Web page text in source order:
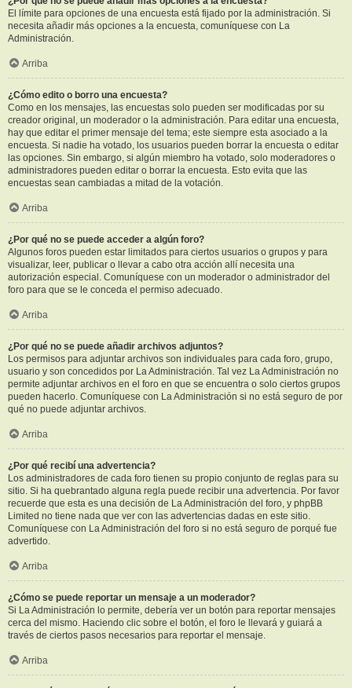
El límite para opciones de una encuesta está fijado por la administración. Si
necesita añadir más opciones a la encuesta, comuníquese con La
Administración.
Arriba
¿Cómo edito o borro una encuesta?
Como en los mensajes, las encuestas solo pueden ser modificadas por su
creador original, un moderador o la administración. Para editar una encuesta,
hay que editar el primer mensaje del tema; este siempre esta asociado a la
encuesta. Si nadie ha votado, los usuarios pueden borrar la encuesta o editar
las opciones. Sin embargo, si algún miembro ha votado, solo moderadores o
administradores pueden editar o borrar la encuesta. Esto evita que las
encuestas sean cambiadas a mitad de la votación.
Arriba
¿Por qué no se puede acceder a algún foro?
Algunos foros pueden estar limitados para ciertos usuarios o grupos y para
visualizar, leer, publicar o llevar a cabo otra acción allí necesita una
autorización especial. Comuníquese con un moderador o administrador del
foro para que se le conceda el permiso adecuado.
Arriba
¿Por qué no se puede añadir archivos adjuntos?
Los permisos para adjuntar archivos son individuales para cada foro, grupo,
usuario y son concedidos por La Administración. Tal vez La Administración no
permite adjuntar archivos en el foro en que se encuentra o solo ciertos grupos
pueden hacerlo. Comuníquese con La Administración si no está seguro de por
qué no puede adjuntar archivos.
Arriba
¿Por qué recibí una advertencia?
Los administradores de cada foro tienen su propio conjunto de reglas para su
sitio. Si ha quebrantado alguna regla puede recibir una advertencia. Por favor
recuerde que esta es una decisión de La Administración del foro, y phpBB
Limited no tiene nada que ver con las advertencias dadas en este sitio.
Comuníquese con La Administración del foro si no está seguro de porqué fue
advertido.
Arriba
¿Cómo se puede reportar un mensaje a un moderador?
Si La Administración lo permite, debería ver un botón para reportar mensajes
cerca del mismo. Haciendo clic sobre el botón, el foro le llevará y guiará a
través de ciertos pasos necesarios para reportar el mensaje.
Arriba